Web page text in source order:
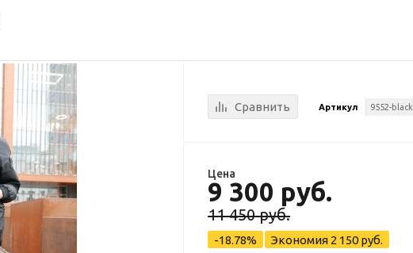
Сравнить Артикул 9552-black
Цена
9 300 руб.
11 450 руб.
-18.78% Экономия 2 150 руб.